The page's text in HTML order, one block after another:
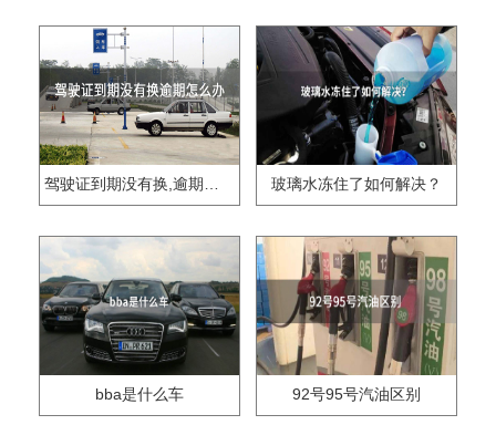
驾驶证到期没有换,逾期怎么办?? 玻璃水冻住了如何解决？
bba是什么车 92号95号汽油区别